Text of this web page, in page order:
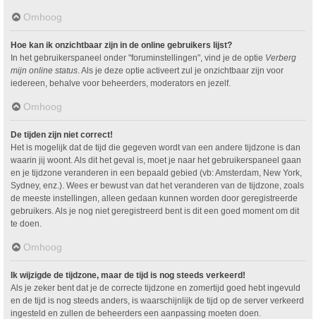
Omhoog
Hoe kan ik onzichtbaar zijn in de online gebruikers lijst?
In het gebruikerspaneel onder "foruminstellingen", vind je de optie Verberg
mijn online status . Als je deze optie activeert zul je onzichtbaar zijn voor
iedereen, behalve voor beheerders, moderators en jezelf.
Omhoog
De tijden zijn niet correct!
Het is mogelijk dat de tijd die gegeven wordt van een andere tijdzone is dan
waarin jij woont. Als dit het geval is, moet je naar het gebruikerspaneel gaan
en je tijdzone veranderen in een bepaald gebied (vb: Amsterdam, New York,
Sydney, enz.). Wees er bewust van dat het veranderen van de tijdzone, zoals
de meeste instellingen, alleen gedaan kunnen worden door geregistreerde
gebruikers. Als je nog niet geregistreerd bent is dit een goed moment om dit
te doen.
Omhoog
Ik wijzigde de tijdzone, maar de tijd is nog steeds verkeerd!
Als je zeker bent dat je de correcte tijdzone en zomertijd goed hebt ingevuld
en de tijd is nog steeds anders, is waarschijnlijk de tijd op de server verkeerd
ingesteld en zullen de beheerders een aanpassing moeten doen.